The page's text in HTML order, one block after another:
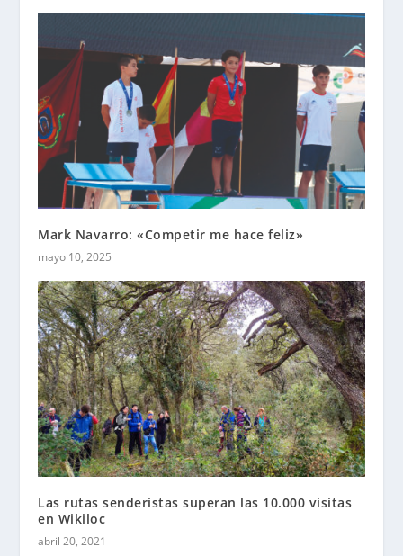
Mark Navarro: «Competir me hace feliz»
mayo 10, 2025
Las rutas senderistas superan las 10.000 visitas
en Wikiloc
abril 20, 2021